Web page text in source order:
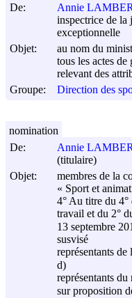
De:
Annie
inspectrice de la
exceptionnelle
Objet:
au nom du
tous les actes
relevant des
Groupe:
Direction des
De:
Annie
(titulaire)
Objet:
membres de la
« Sport et
4° Au titre du
travail et du 2°
13 septembre
susvisé
représentants de
d)
représentants
sur proposition
nomination